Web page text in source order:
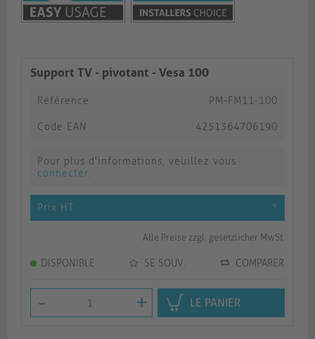
Support TV - pivotant - Vesa 100
Référence PM-FM11-100
Code EAN 4251364706190
Pour plus d'informations, veuillez vous
connecter.
Prix HT *
Alle Preise zzgl. gesetzlicher MwSt.
DISPONIBLE SE SOUV. COMPARER
- + LE PANIER